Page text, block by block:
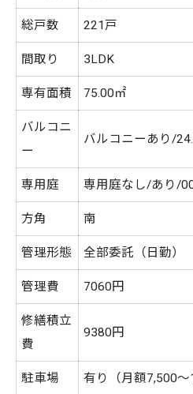
総戸数 221戸
間取り 3LDK
専有面積 75.00㎡
バルコニ
ー
バルコニーあり/
専用庭 専用庭なし/あり/
方角 南
管理形態 全部委託（日勤）
管理費 7060円
修繕積立
費
9380円
駐車場 有り（月額7,500～